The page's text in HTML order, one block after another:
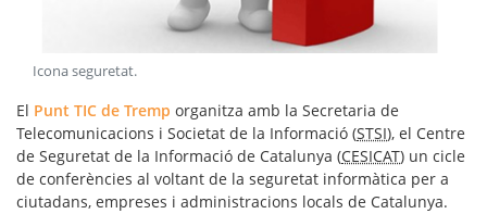
Icona seguretat.
El Punt TIC de Tremp organitza amb la Secretaria de
Telecomunicacions i Societat de la Informació (STSI), el Centre
de Seguretat de la Informació de Catalunya (CESICAT) un cicle
de conferències al voltant de la seguretat informàtica per a
ciutadans, empreses i administracions locals de Catalunya.